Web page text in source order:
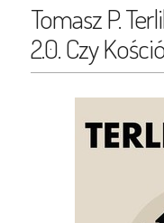
Tomasz P.
2.0. Czy